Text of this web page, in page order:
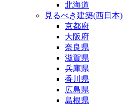
北海道
見るべき建築(西日本)
京都府
大阪府
奈良県
滋賀県
兵庫県
香川県
広島県
島根県